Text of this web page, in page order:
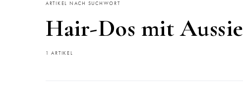
ARTIKEL NACH SUCHWORT
Hair-Dos mit Aussie
1 ARTIKEL